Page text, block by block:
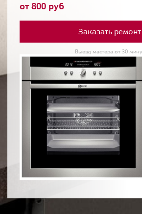
от 800 руб
Заказать ремонт
Выезд мастера от 30